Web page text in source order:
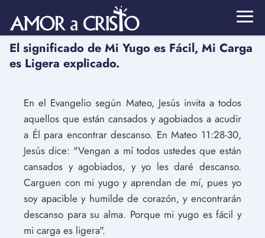
El significado de Mi Yugo es Fácil, Mi Carga
es Ligera explicado.
En el Evangelio según Mateo, Jesús invita a todos
aquellos que están cansados y agobiados a acudir
a Él para encontrar descanso. En Mateo 11:28-30,
Jesús dice: "Vengan a mí todos ustedes que están
cansados y agobiados, y yo les daré descanso.
Carguen con mi yugo y aprendan de mí, pues yo
soy apacible y humilde de corazón, y encontrarán
descanso para su alma. Porque mi yugo es fácil y
mi carga es ligera".